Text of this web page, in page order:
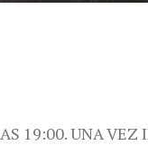
19:00. UNA